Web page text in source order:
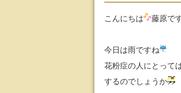
こんにちは 藤原で
今日は雨ですね
花粉症の人にとって
するのでしょうか